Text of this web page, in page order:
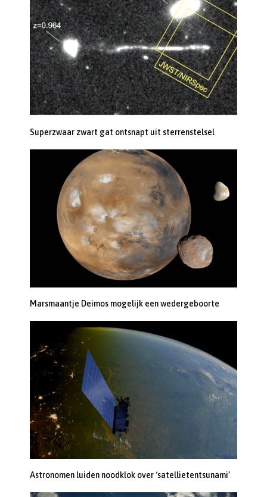
Superzwaar zwart gat ontsnapt uit sterrenstelsel
Marsmaantje Deimos mogelijk een wedergeboorte
Astronomen luiden noodklok over ‘satellietentsunami’